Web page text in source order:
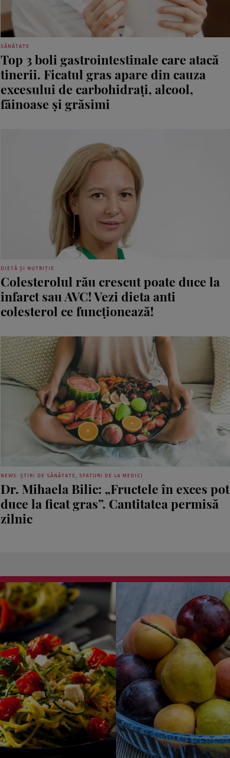
SĂNĂTATE
Top 3 boli gastrointestinale care atacă
tinerii. Ficatul gras apare din cauza
excesului de carbohidrați, alcool,
făinoase și grăsimi
DIETĂ ȘI NUTRIȚIE
Colesterolul rău crescut poate duce la
infarct sau AVC! Vezi dieta anti
colesterol ce funcționează!
NEWS: ȘTIRI DE SĂNĂTATE, SFATURI DE LA MEDICI
Dr. Mihaela Bilic: „Fructele în exces pot
duce la ficat gras”. Cantitatea permisă
zilnic